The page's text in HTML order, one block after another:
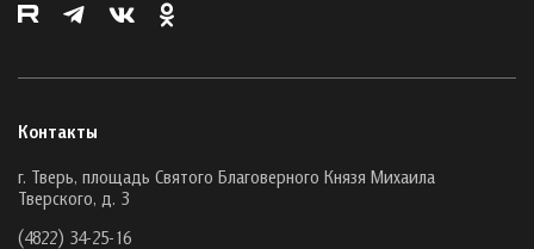
Контакты
г. Тверь, площадь Святого Благоверного Князя Михаила
Тверского, д. 3
(4822) 34-25-16